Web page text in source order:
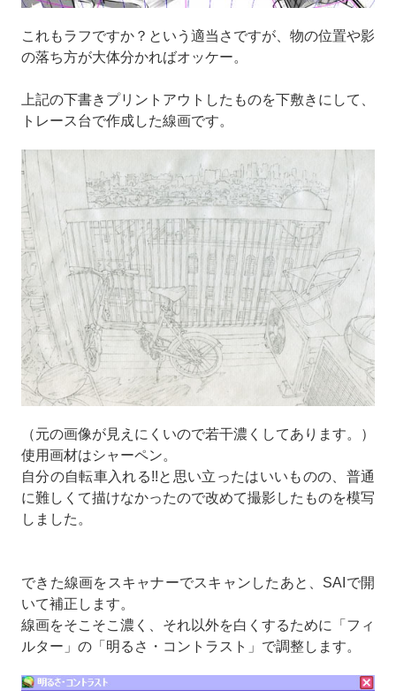
これもラフですか？という適当さですが、物の位置や影
の落ち方が大体分かればオッケー。
上記の下書きプリントアウトしたものを下敷きにして、
トレース台で作成した線画です。
（元の画像が見えにくいので若干濃くしてあります。）
使用画材はシャーペン。
自分の自転車入れる!!と思い立ったはいいものの、普通
に難しくて描けなかったので改めて撮影したものを模写
しました。
できた線画をスキャナーでスキャンしたあと、SAIで開
いて補正します。
線画をそこそこ濃く、それ以外を白くするために「フィ
ルター」の「明るさ・コントラスト」で調整します。